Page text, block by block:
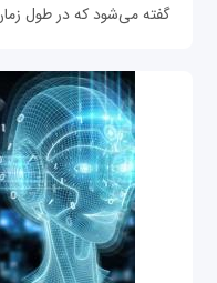
گفته می‌شود که در طول